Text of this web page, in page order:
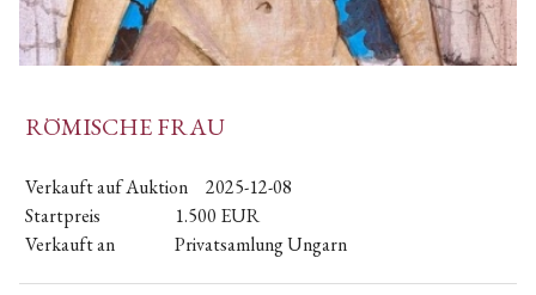
RÖMISCHE FRAU
Verkauft auf Auktion
2025-12-08
Startpreis
1.500 EUR
Verkauft an
Privatsamlung Ungarn